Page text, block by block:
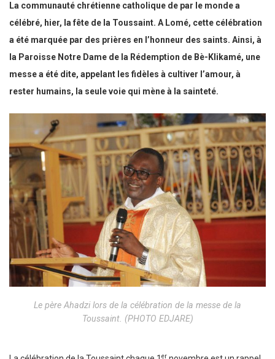
La communauté chrétienne catholique de par le monde a
célébré, hier, la fête de la Toussaint. A Lomé, cette célébration
a été marquée par des prières en l’honneur des saints. Ainsi, à
la Paroisse Notre Dame de la Rédemption de Bè-Klikamé, une
messe a été dite, appelant les fidèles à cultiver l’amour, à
rester humains, la seule voie qui mène à la sainteté.
Le père Ahadzi lors de la célébration de la messe de la
Toussaint. (PHOTO EDJARE)
er